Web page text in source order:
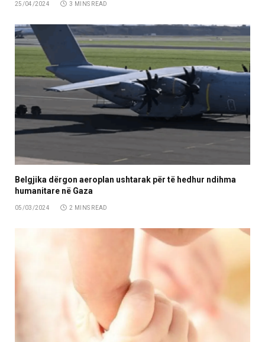
25/04/2024 3 MINS READ
Belgjika dërgon aeroplan ushtarak për të hedhur ndihma
humanitare në Gaza
05/03/2024 2 MINS READ